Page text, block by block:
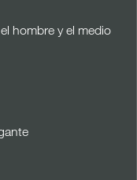
hombre y el medio